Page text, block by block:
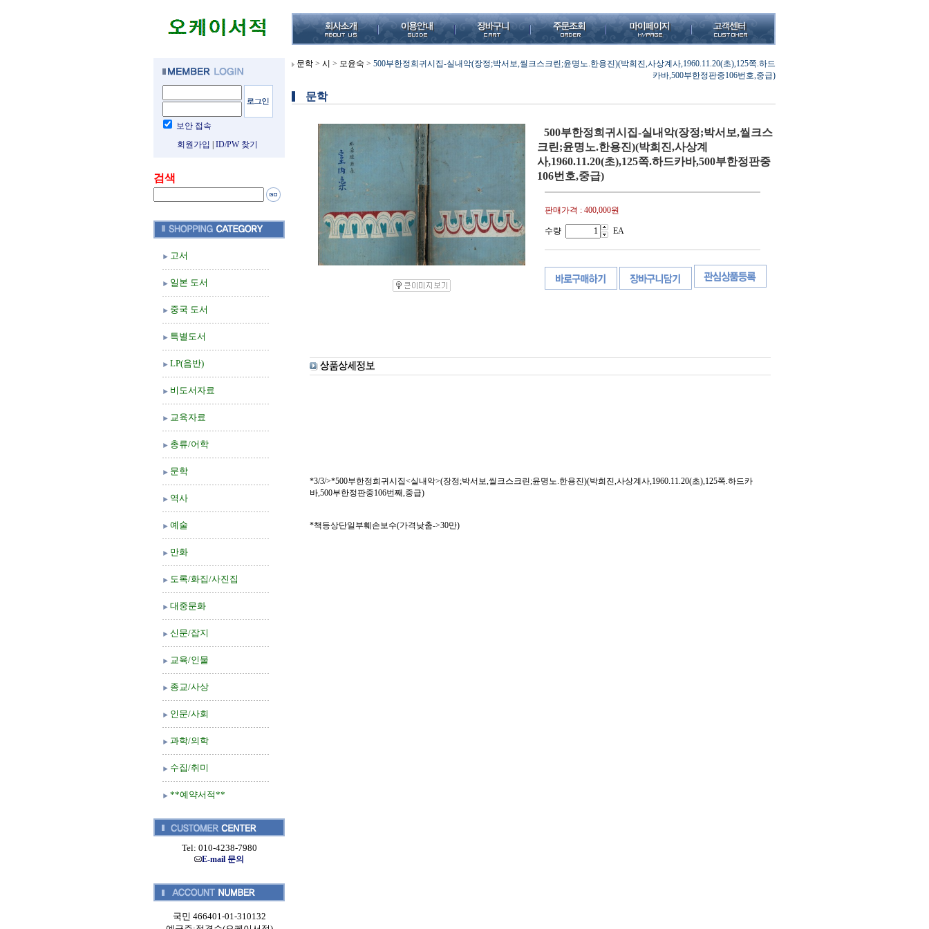
보안 접속
회원가입
ID/PW 찾기
검색
고서
일본 도서
중국 도서
특별도서
LP(음반)
비도서자료
교육자료
총류/어학
문학
역사
예술
만화
도록/화집/사진집
대중문화
신문/잡지
교육/인물
종교/사상
인문/사회
과학/의학
수집/취미
**예약서적**
Tel: 010-4238-7980
E-mail 문의
국민 466401-01-310132
문학 > 시 > 모윤숙 > 500부한정희귀시집-실내악(장정;박서보,씰크스크린;윤명노.한용진)(박희진,사상계사,1960.11.20(초),125쪽.하드
카바,500부한정판중106번호,중급)
문학
500부한정희귀시집-실내악(장정;박서보,씰크스
크린;윤명노.한용진)(박희진,사상계
사,1960.11.20(초),125쪽.하드카바,500부한정판중
106번호,중급)
판매가격 : 400,000원
수량 EA
*3/3/>*500부한정희귀시집<실내악>(장정;박서보,씰크스크린;윤명노.한용진)(박희진,사상계사,1960.11.20(초),125쪽.하드카
바,500부한정판중106번째,중급)
*책등상단일부훼손보수(가격낮춤->30만)